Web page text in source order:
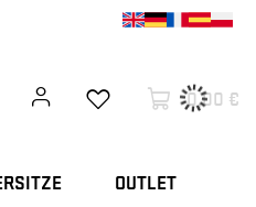
0,00 €
OUTLET